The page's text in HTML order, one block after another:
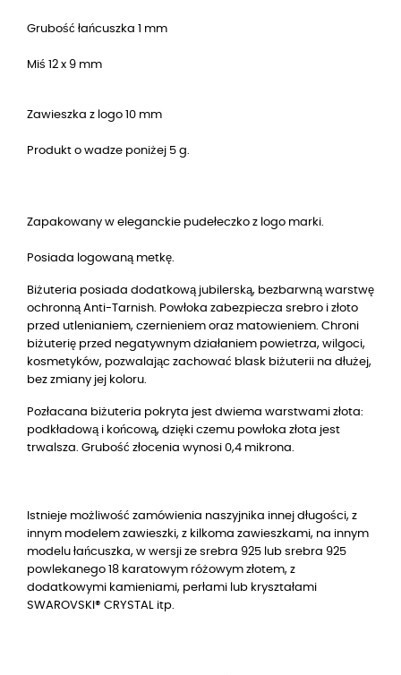
Grubość łańcuszka 1 mm
Miś 12 x 9 mm
Zawieszka z logo 10 mm
Produkt o wadze poniżej 5 g.
Zapakowany w eleganckie pudełeczko z logo marki.
Posiada logowaną metkę.
Biżuteria posiada dodatkową jubilerską, bezbarwną warstwę
ochronną Anti-Tarnish. Powłoka zabezpiecza srebro i złoto
przed utlenianiem, czernieniem oraz matowieniem. Chroni
biżuterię przed negatywnym działaniem powietrza, wilgoci,
kosmetyków, pozwalając zachować blask biżuterii na dłużej,
bez zmiany jej koloru.
Pozłacana biżuteria pokryta jest dwiema warstwami złota:
podkładową i końcową, dzięki czemu powłoka złota jest
trwalsza. Grubość złocenia wynosi 0,4 mikrona.
Istnieje możliwość zamówienia naszyjnika innej długości, z
innym modelem zawieszki, z kilkoma zawieszkami, na innym
modelu łańcuszka, w wersji ze srebra 925 lub srebra 925
powlekanego 18 karatowym różowym złotem, z
dodatkowymi kamieniami, perłami lub kryształami
SWAROVSKI® CRYSTAL itp.